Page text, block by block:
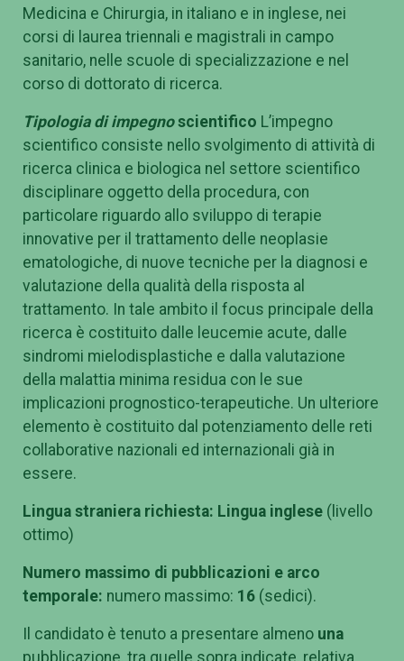
Medicina e Chirurgia, in italiano e in inglese, nei
corsi di laurea triennali e magistrali in campo
sanitario, nelle scuole di specializzazione e nel
corso di dottorato di ricerca.
Tipologia di impegnoscientifico L’impegno
scientifico consiste nello svolgimento di attività di
ricerca clinica e biologica nel settore scientifico
disciplinare oggetto della procedura, con
particolare riguardo allo sviluppo di terapie
innovative per il trattamento delle neoplasie
ematologiche, di nuove tecniche per la diagnosi e
valutazione della qualità della risposta al
trattamento. In tale ambito il focus principale della
ricerca è costituito dalle leucemie acute, dalle
sindromi mielodisplastiche e dalla valutazione
della malattia minima residua con le sue
implicazioni prognostico-terapeutiche. Un ulteriore
elemento è costituito dal potenziamento delle reti
collaborative nazionali ed internazionali già in
essere.
Lingua straniera richiesta: Lingua inglese (livello
ottimo)
Numero massimo di pubblicazioni e arco
temporale: numero massimo: 16 (sedici).
Il candidato è tenuto a presentare almeno una
pubblicazione, tra quelle sopra indicate, relativa